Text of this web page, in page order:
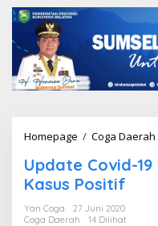
Homepage / Coga Daerah
Update Covid-
Kasus Positif
Yan Coga
27 Juni 2020
Coga Daerah
14 Dilihat